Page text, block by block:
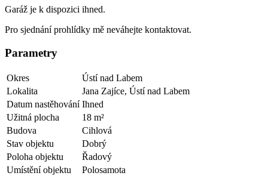
Garáž je k dispozici ihned.
Pro sjednání prohlídky mě neváhejte kontaktovat.
Parametry
Okres
Ústí nad Labem
Lokalita
Jana Zajíce, Ústí nad Labem
Datum nastěhování Ihned
Užitná plocha
18 m²
Budova
Cihlová
Stav objektu
Dobrý
Poloha objektu
Řadový
Umístění objektu
Polosamota